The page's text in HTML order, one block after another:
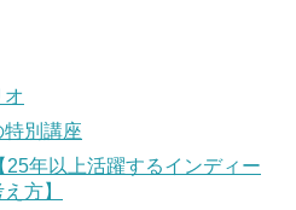
オ
別講座
年以上活躍するインディー
方】